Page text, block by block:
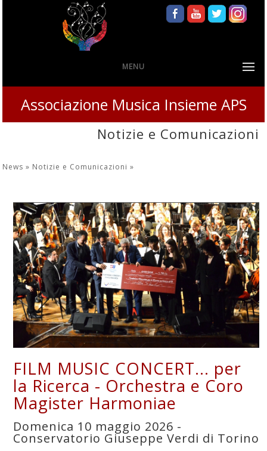
MENU
Associazione Musica Insieme APS
Notizie e Comunicazioni
News » Notizie e Comunicazioni»
FILM MUSIC CONCERT... per
la Ricerca - Orchestra e Coro
Magister Harmoniae
Domenica 10 maggio 2026 -
Conservatorio Giuseppe Verdi di Torino